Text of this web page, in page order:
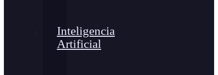
Inteligencia
Artificial